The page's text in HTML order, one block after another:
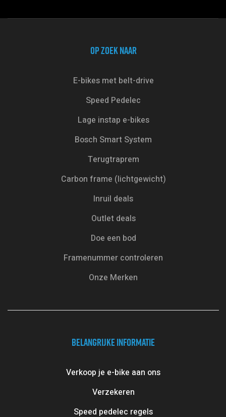
OP ZOEK NAAR
E-bikes met belt-drive
Speed Pedelec
Lage instap e-bikes
Bosch Smart System
Terugtraprem
Carbon frame (lichtgewicht)
Inruil deals
Outlet deals
Doe een bod
Framenummer controleren
Onze Merken
BELANGRIJKE INFORMATIE
Verkoop je e-bike aan ons
Verzekeren
Speed pedelec regels